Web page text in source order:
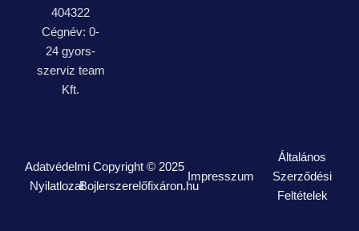
404322
Cégnév: 0-
24 gyors-
szerviz team
Kft.
Adatvédelmi
Nyilatlozat
Copyright © 2025
Bojlerszerelőfixáron.hu
Impresszum
Általános
Szerződési
Feltételek